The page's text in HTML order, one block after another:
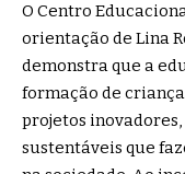
O Centro
orientação de Lina
demonstra que a
formação de
projetos
sustentáveis que